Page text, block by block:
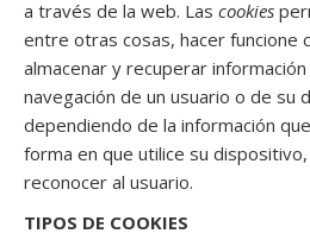
a través de la web. Las cookies
entre otras cosas, hacer funcione
almacenar y recuperar
navegación de un usuario o de su
dependiendo de la información
forma en que utilice su
reconocer al usuario.
TIPOS DE COOKIES